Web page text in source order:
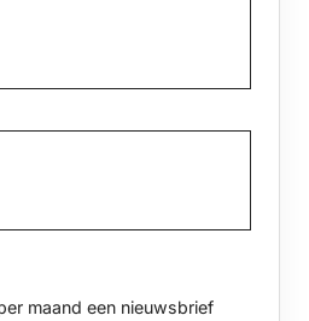
maand een nieuwsbrief